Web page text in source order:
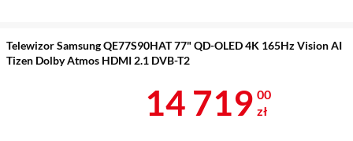
Telewizor Samsung QE77S90HAT 77" QD-OLED 4K 165Hz Vision AI
Tizen Dolby Atmos HDMI 2.1 DVB-T2
Cena 14 719
14 719 00
zł